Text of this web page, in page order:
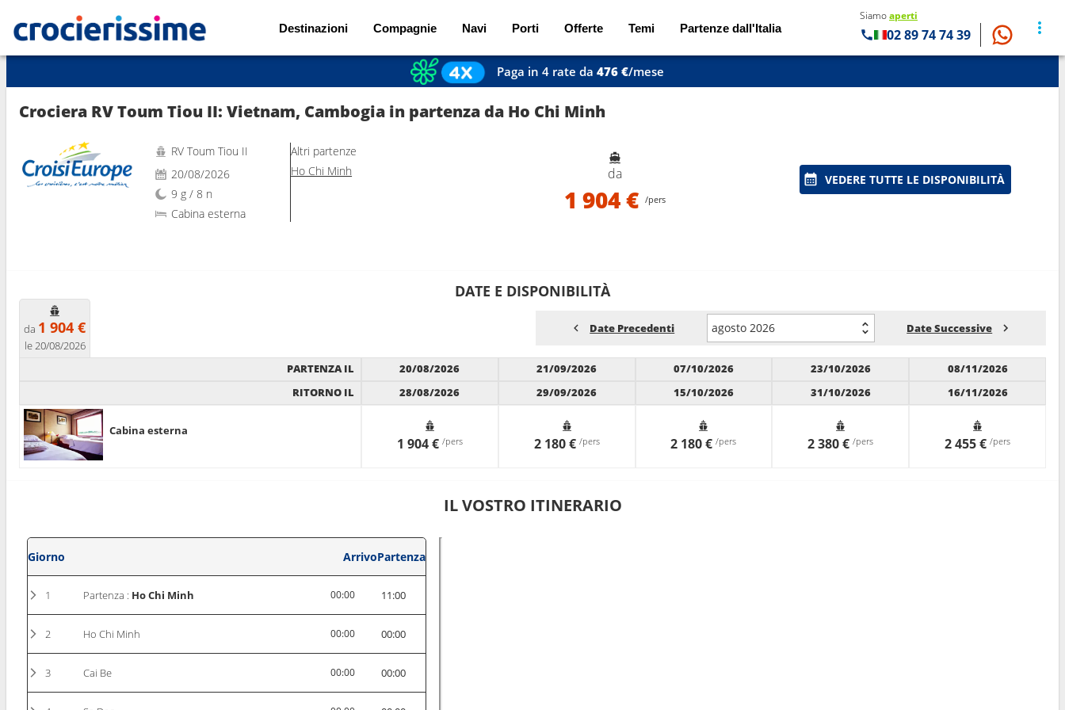
Destinazioni Compagnie Navi Porti Offerte Temi Partenze dall'Italia
Siamoaperti
02 89 74 74 39
Mostra le altre 5 foto
Paga in 4 rate da 476 €/mese
Crociera RV Toum Tiou II: Vietnam, Cambogia in partenza da Ho Chi Minh
RV Toum Tiou II
20/08/2026
9 g / 8 n
Cabina esterna
Altri partenze
Ho Chi Minh
da
1 904 € /pers
VEDERE TUTTE LE DISPONIBILITÀ
DATE E DISPONIBILITÀ
da 1 904 €
le 20/08/2026
Date Precedenti agosto 2026 Date Successive
PARTENZA IL
RITORNO IL
Cabina esterna
20/08/2026
28/08/2026
1 904 € /pers
21/09/2026
29/09/2026
2 180 € /pers
07/10/2026
15/10/2026
2 180 € /pers
23/10/2026
31/10/2026
2 380 € /pers
08/11/2026
16/11/2026
2 455 € /pers
IL VOSTRO ITINERARIO
Giorno ArrivoPartenza
1 Partenza : Ho Chi Minh 00:00 11:00
2 Ho Chi Minh 00:00 00:00
3 Cai Be 00:00 00:00